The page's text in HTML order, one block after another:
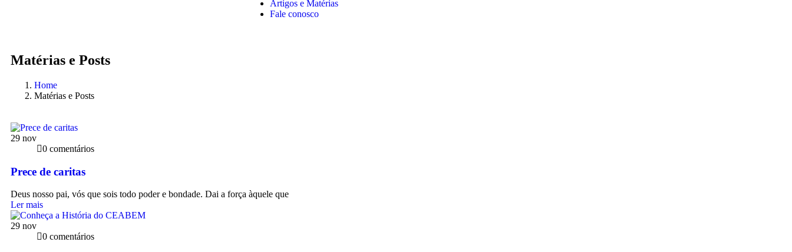
Artigos e Matérias
Fale conosco
Matérias e Posts
Home
Matérias e Posts
29 nov
0 comentários
Prece de caritas
Deus nosso pai, vós que sois todo poder e bondade. Dai a força àquele que
Ler mais
29 nov
0 comentários